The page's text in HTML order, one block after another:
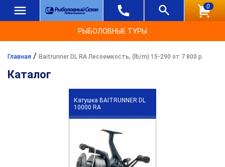
0
РЫБОЛОВНЫЕ ТУРЫ
Главная / Baitrunner DL RA Лесоемкость, (lb/m) 15-290 от 7 800 р.
Каталог
Катушка BAITRUNNER DL
10000 RA